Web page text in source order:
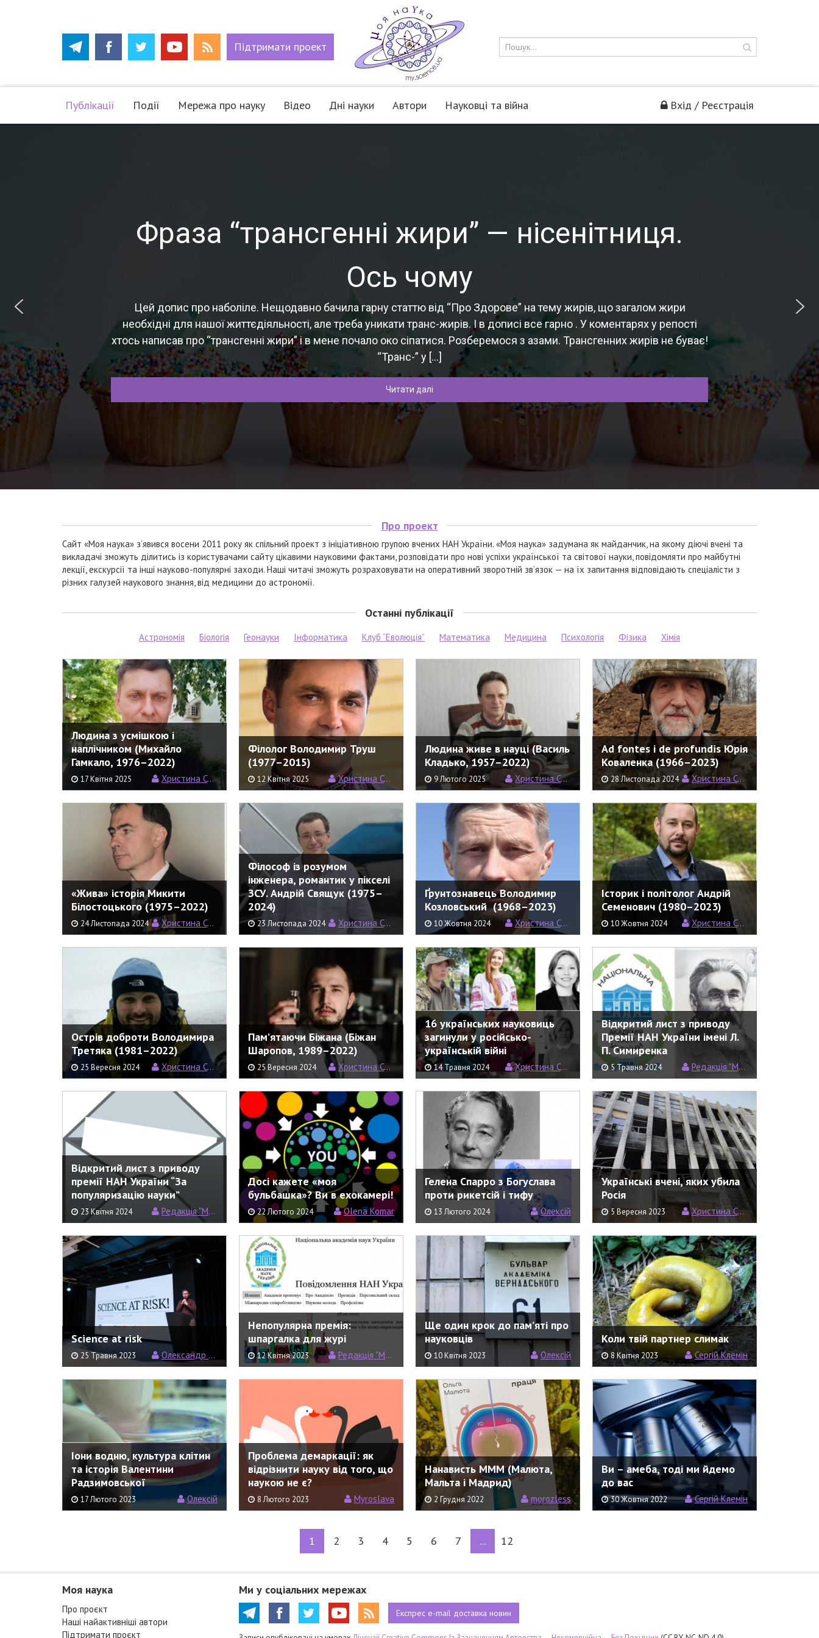
Підтримати проект
Публікації Події Мережа про науку Відео Дні науки Автори Науковці та війна Вхід / Реєстрація
Фраза “трансгенні жири” — нісенітниця.
Ось чому
Цей допис про наболіле. Нещодавно бачила гарну статтю від “Про Здорове” на тему жирів, що загалом жири
необхідні для нашої життєдіяльності, але треба уникати транс-жирів. І в дописі все гарно . У коментарях у репості
хтось написав про “трансгенні жири” і в мене почало око сіпатися. Розберемося з азами. Трансгенних жирів не буває!
“Транс-” у […]
Читати далі
Про проект
Сайт «Моя наука» з’явився восени 2011 року як спільний проект з ініціативною групою вчених НАН України. «Моя наука» задумана як майданчик, на якому діючі вчені та
викладачі зможуть ділитись із користувачами сайту цікавими науковими фактами, розповідати про нові успіхи української та світової науки, повідомляти про майбутні
лекції, екскурсії та інші науково-популярні заходи. Наші читачі зможуть розраховувати на оперативний зворотній зв’язок — на їх запитання відповідають спеціалісти з
різних галузей наукового знання, від медицини до астрономії.
Останні публікації
Астрономія Біологія Геонауки Інформатика Клуб “Еволюція” Математика Медицина Психологія Фізика Хімія
Людина з усмішкою і
наплічником (Михайло
Гамкало, 1976–2022)
17 Квітня 2025 Христина Семерин
Філолог Володимир Труш
(1977–2015)
12 Квітня 2025 Христина Семерин
Людина живе в науці (Василь
Кладько, 1957–2022)
9 Лютого 2025 Христина Семерин
Ad fontes і de profundis Юрія
Коваленка (1966–2023)
28 Листопада 2024 Христина Семерин
«Жива» історія Микити
Білостоцького (1975–2022)
24 Листопада 2024 Христина Семерин
Філософ із розумом
інженера, романтик у пікселі
ЗСУ. Андрій Свящук (1975–
2024)
23 Листопада 2024 Христина Семерин
Ґрунтознавець Володимир
Козловський (1968–2023)
10 Жовтня 2024 Христина Семерин
Історик і політолог Андрій
Семенович (1980–2023)
10 Жовтня 2024 Христина Семерин
Острів доброти Володимира
Третяка (1981–2022)
25 Вересня 2024 Христина Семерин
Пам’ятаючи Біжана (Біжан
Шаропов, 1989–2022)
25 Вересня 2024 Христина Семерин
16 українських науковиць
загинули у російсько-
українській війні
14 Травня 2024 Христина Семерин
Відкритий лист з приводу
Премії НАН України імені Л.
П. Симиренка
5 Травня 2024 Редакція "Моєї Науки"
Відкритий лист з приводу
премії НАН України “За
популяризацію науки”
23 Квітня 2024 Редакція "Моєї Науки"
Досі кажете «моя
бульбашка»? Ви в ехокамері!
22 Лютого 2024 Olena Komar
Гелена Спарро з Богуслава
проти рикетсій і тифу
13 Лютого 2024 Олексій
Українські вчені, яких убила
Росія
5 Вересня 2023 Христина Семерин
Science at risk
25 Травня 2023 Олександр Рундель
Непопулярна премія:
шпаргалка для журі
12 Квітня 2023 Редакція "Моєї Науки"
Ще один крок до пам’яті про
науковців
10 Квітня 2023 Олексій
Коли твій партнер слимак
8 Квітня 2023 Сергій Клемін
Іони водню, культура клітин
та історія Валентини
Радзимовської
17 Лютого 2023 Олексій
Проблема демаркації: як
відрізнити науку від того, що
наукою не є?
8 Лютого 2023 Myroslava
Нанависть МММ (Малюта,
Мальта і Мадрид)
2 Грудня 2022 morozless
Ви – амеба, тоді ми йдемо
до вас
30 Жовтня 2022 Сергій Клемін
1 2 3 4 5 6 7 ... 12
Моя наука
Про проєкт
Наші найактивніші автори
Підтримати проєкт
Ми у соціальних мережах
Експрес e-mail доставка новин